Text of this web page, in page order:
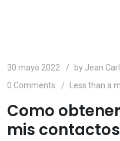
30 mayo 2022 by Jean
0 Comments Less than a
Como
mis